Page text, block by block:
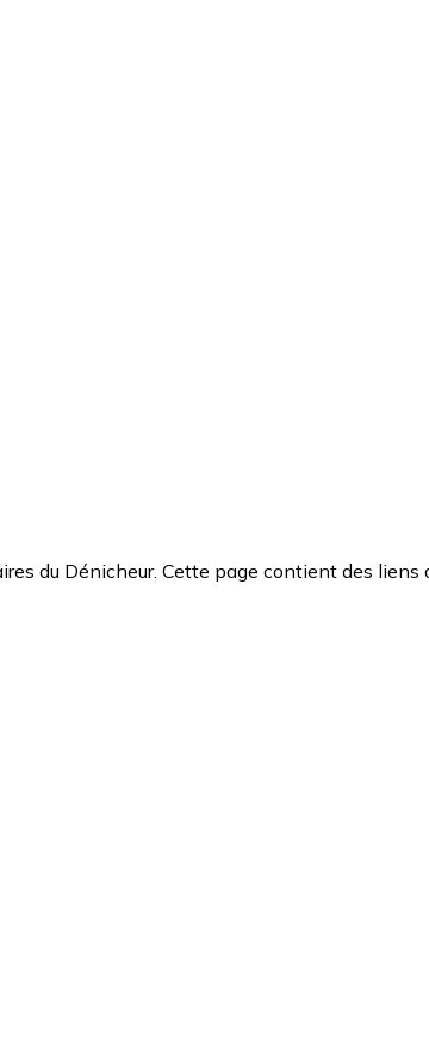
du Dénicheur. Cette page contient des